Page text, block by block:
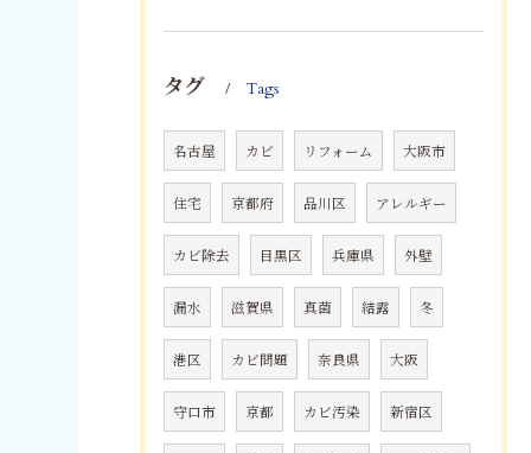
タグ Tags
名古屋 カビ リフォーム 大阪市
住宅 京都府 品川区 アレルギー
カビ除去 目黒区 兵庫県 外壁
漏水 滋賀県 真菌 結露 冬
港区 カビ問題 奈良県 大阪
守口市 京都 カビ汚染 新宿区